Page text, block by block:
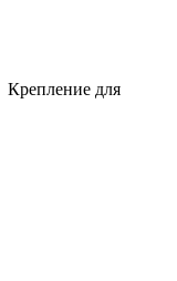
Крепление для